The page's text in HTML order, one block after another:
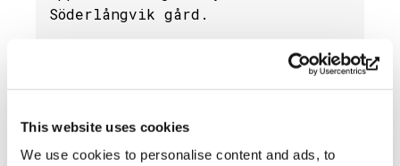
This website uses cookies
We use cookies to personalise content and ads, to
Söderlångvik gård.